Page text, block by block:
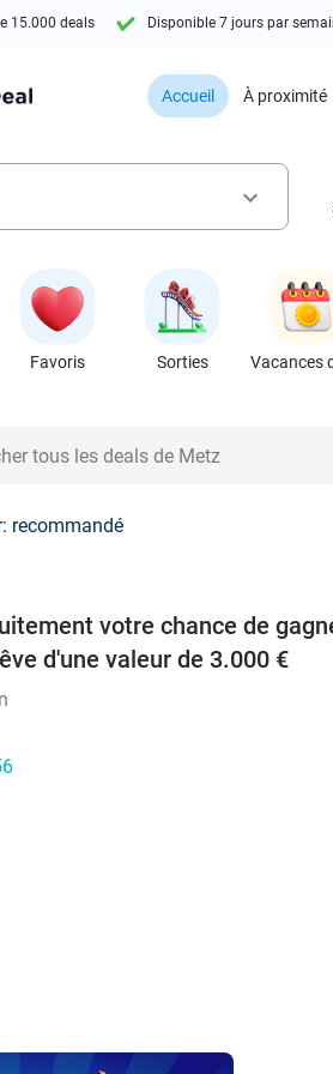
15.000 deals Disponible 7 jours par
Accueil À proximité
keyboard_arrow_down
Favoris Sorties Vacances
recommandé
votre chance de
d'une valeur de 3.000 €